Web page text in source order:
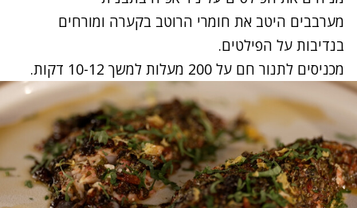
מערבבים היטב את חומרי הרוטב בקערה ומורחים
בנדיבות על הפילטים.
מכניסים לתנור חם על 200 מעלות למשך 10-12 דקות.